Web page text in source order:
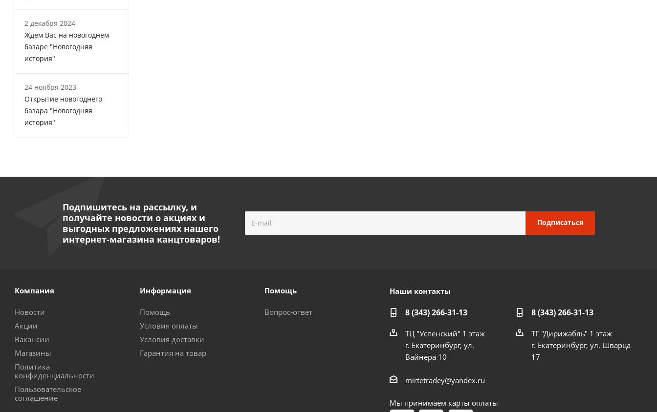
2 декабря 2024
Ждем Вас на новогоднем
базаре "Новогодняя
история"
24 ноября 2023
Открытие новогоднего
базара "Новогодняя
история"
Подпишитесь на рассылку, и
получайте новости о акциях и
выгодных предложениях нашего
интернет-магазина канцтоваров!
Компания
Новости
Акции
Вакансии
Магазины
Политика
конфиденциальности
Пользовательское
соглашение
Информация
Помощь
Условия оплаты
Условия доставки
Гарантия на товар
Помощь
Вопрос-ответ
Наши контакты
8 (343) 266-31-13
ТЦ "Успенский" 1 этаж
г. Екатеринбург, ул.
Вайнера 10
8 (343) 266-31-13
ТГ "Дирижабль" 1 этаж
г. Екатеринбург, ул. Шварца
17
mirtetradey@yandex.ru
Мы принимаем карты оплаты